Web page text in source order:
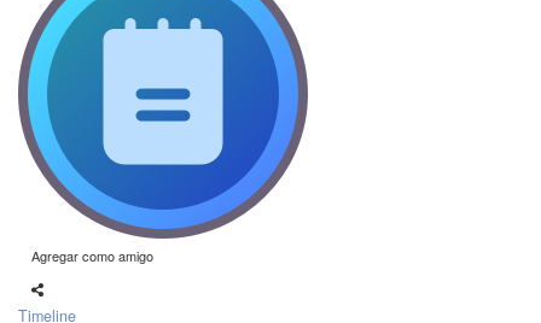
Agregar como amigo
Timeline